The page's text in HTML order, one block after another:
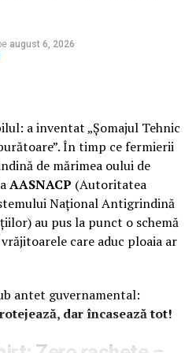
pervers in Romania
Directie Generala de
cadrul Ministerului
s-a ocupat mai mult de
Mai ales ca vorbim de o
Justitiei gestiona direct
”nazurile” de azi al CSM-ului.
cum a si aparut, adica
sa stranga si sa gestioneze
strict secrete privind
Iar planul de
pe langa desfiintarea
Drept urmare, in acel
de-a valma atat dosarele
august 6, 2026
a inventat „Șomajul Tehnic
În timp ce fermierii
de mărimea oului de
AASNACP (Autoritatea
Național Antigrindină
au pus la punct o schemă
care aduc ploaia ar
antet guvernamental:
dar încasează tot!